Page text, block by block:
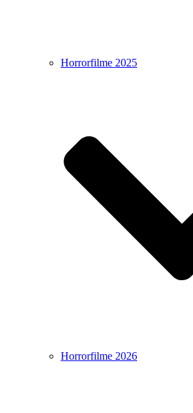
Horrorfilme 2025
Horrorfilme 2026